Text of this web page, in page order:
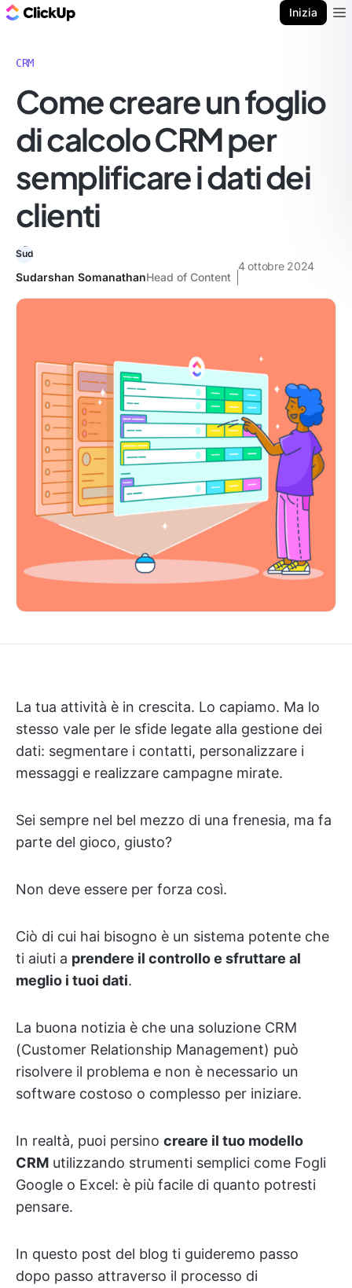
Inizia
CRM
Come creare un foglio
di calcolo CRM per
semplificare i dati dei
clienti
Sudarshan SomanathanHead of Content
4 ottobre 2024
La tua attività è in crescita. Lo capiamo. Ma lo
stesso vale per le sfide legate alla gestione dei
dati: segmentare i contatti, personalizzare i
messaggi e realizzare campagne mirate.
Sei sempre nel bel mezzo di una frenesia, ma fa
parte del gioco, giusto?
Non deve essere per forza così.
Ciò di cui hai bisogno è un sistema potente che
ti aiuti a prendere il controllo e sfruttare al
meglio i tuoi dati.
La buona notizia è che una soluzione CRM
(Customer Relationship Management) può
risolvere il problema e non è necessario un
software costoso o complesso per iniziare.
In realtà, puoi persino creare il tuo modello
CRM utilizzando strumenti semplici come Fogli
Google o Excel: è più facile di quanto potresti
pensare.
In questo post del blog ti guideremo passo
dopo passo attraverso il processo di